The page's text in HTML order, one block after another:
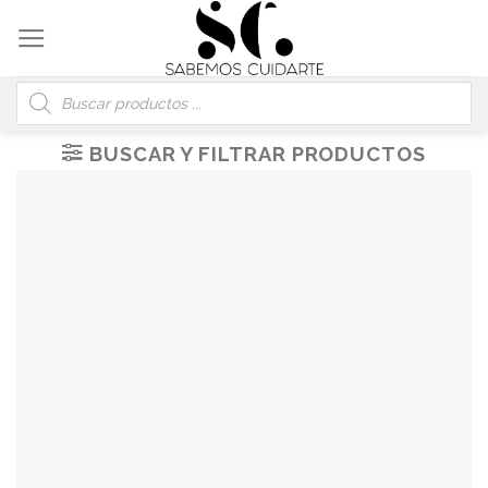
content
Búsqueda
de
productos
BUSCAR Y FILTRAR PRODUCTOS